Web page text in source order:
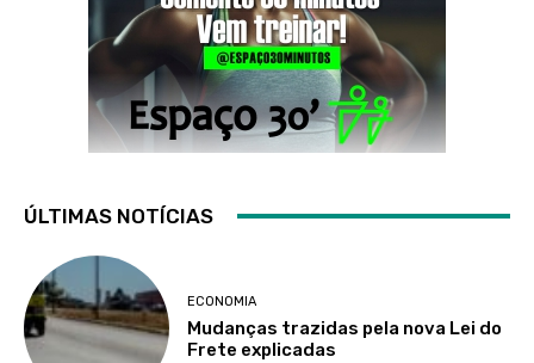
ÚLTIMAS NOTÍCIAS
ECONOMIA
Mudanças trazidas pela nova Lei do
Frete explicadas